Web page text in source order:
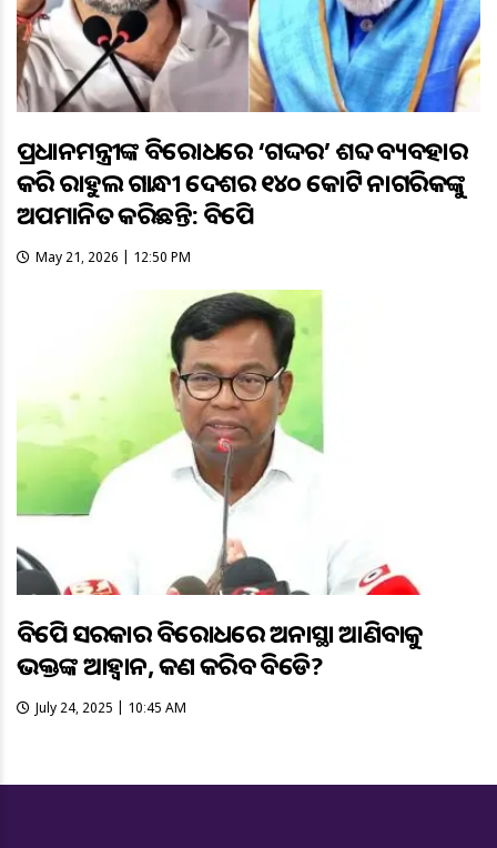
ପ୍ରଧାନମନ୍ତ୍ରୀଙ୍କ ବିରୋଧରେ ‘ଗଦ୍ଦର’ ଶବ୍ଦ ବ୍ୟବହାର
କରି ରାହୁଲ ଗାନ୍ଧୀ ଦେଶର ୧୪୦ କୋଟି ନାଗରିକଙ୍କୁ
ଅପମାନିତ କରିଛନ୍ତି: ବିଜେପି
May 21, 2026 | 12:50 PM
ବିଜେପି ସରକାର ବିରୋଧରେ ଅନାସ୍ଥା ଆଣିବାକୁ
ଭକ୍ତଙ୍କ ଆହ୍ୱାନ, କଣ କରିବ ବିଜେଡି?
July 24, 2025 | 10:45 AM